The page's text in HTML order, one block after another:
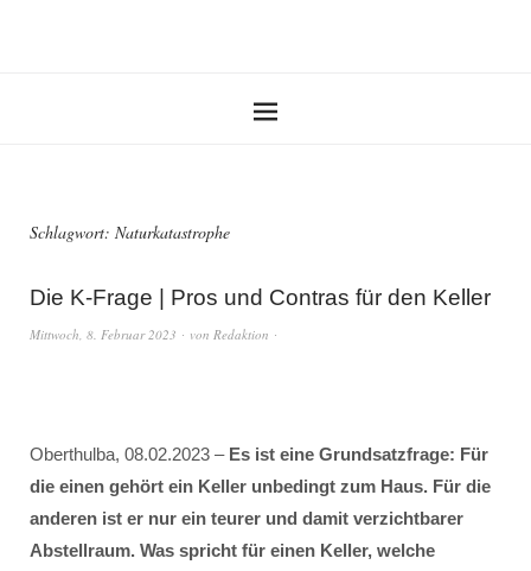
Schlagwort: Naturkatastrophe
Die K-Frage | Pros und Contras für den Keller
Mittwoch, 8. Februar 2023 von Redaktion
Oberthulba, 08.02.2023 – Es ist eine Grundsatzfrage: Für
die einen gehört ein Keller unbedingt zum Haus. Für die
anderen ist er nur ein teurer und damit verzichtbarer
Abstellraum. Was spricht für einen Keller, welche